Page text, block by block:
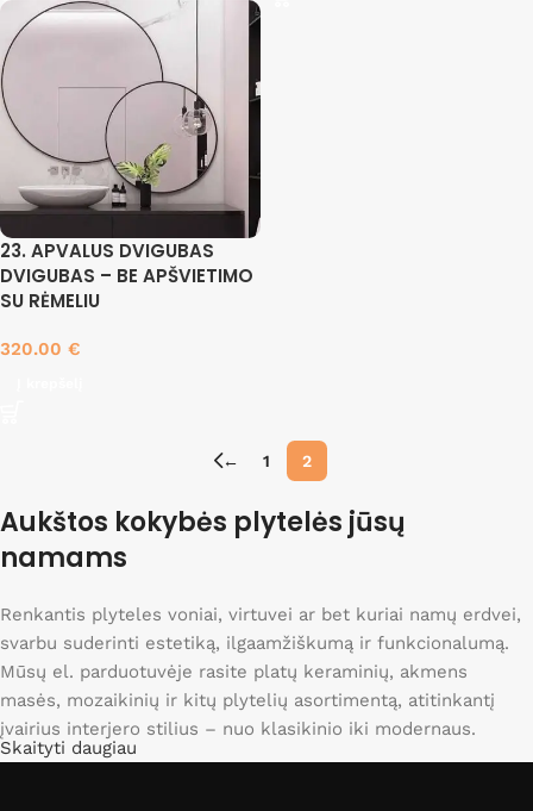
23. APVALUS DVIGUBAS
DVIGUBAS – BE APŠVIETIMO
SU RĖMELIU
320.00 €
← 1 2
Aukštos kokybės plytelės jūsų
namams
Renkantis plyteles voniai, virtuvei ar bet kuriai namų erdvei,
svarbu suderinti estetiką, ilgaamžiškumą ir funkcionalumą.
Mūsų el. parduotuvėje rasite platų keraminių, akmens
masės, mozaikinių ir kitų plytelių asortimentą, atitinkantį
įvairius interjero stilius – nuo klasikinio iki modernaus.
Skaityti daugiau